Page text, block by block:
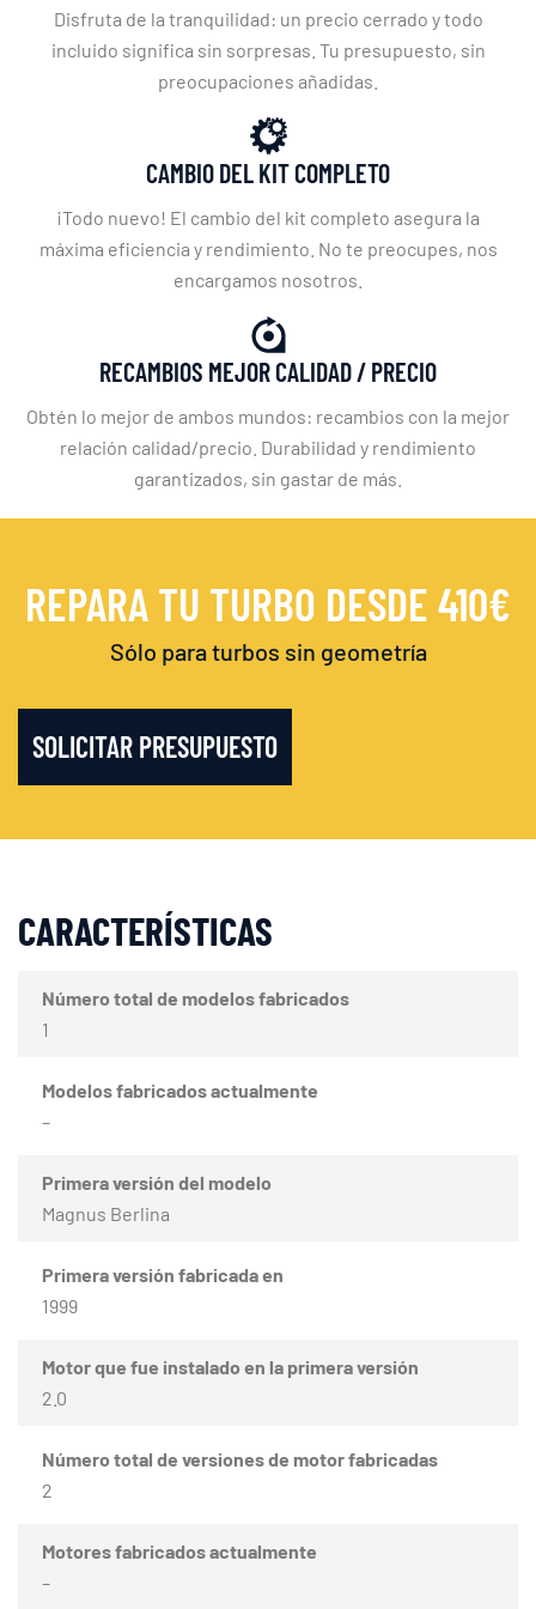
Disfruta de la tranquilidad: un precio cerrado y todo
incluido significa sin sorpresas. Tu presupuesto, sin
preocupaciones añadidas.
CAMBIO DEL KIT COMPLETO
¡Todo nuevo! El cambio del kit completo asegura la
máxima eficiencia y rendimiento. No te preocupes, nos
encargamos nosotros.
RECAMBIOS MEJOR CALIDAD / PRECIO
Obtén lo mejor de ambos mundos: recambios con la mejor
relación calidad/precio. Durabilidad y rendimiento
garantizados, sin gastar de más.
REPARA TU TURBO DESDE 410€
Sólo para turbos sin geometría
SOLICITAR PRESUPUESTO
CARACTERÍSTICAS
Número total de modelos fabricados
1
Modelos fabricados actualmente
–
Primera versión del modelo
Magnus Berlina
Primera versión fabricada en
1999
Motor que fue instalado en la primera versión
2.0
Número total de versiones de motor fabricadas
2
Motores fabricados actualmente
–